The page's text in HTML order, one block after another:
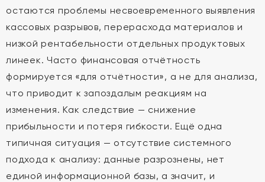
остаются проблемы несвоевременного выявления
кассовых разрывов, перерасхода материалов и
низкой рентабельности отдельных продуктовых
линеек. Часто финансовая отчётность
формируется «для отчётности», а не для анализа,
что приводит к запоздалым реакциям на
изменения. Как следствие — снижение
прибыльности и потеря гибкости. Ещё одна
типичная ситуация — отсутствие системного
подхода к анализу: данные разрознены, нет
единой информационной базы, а значит, и